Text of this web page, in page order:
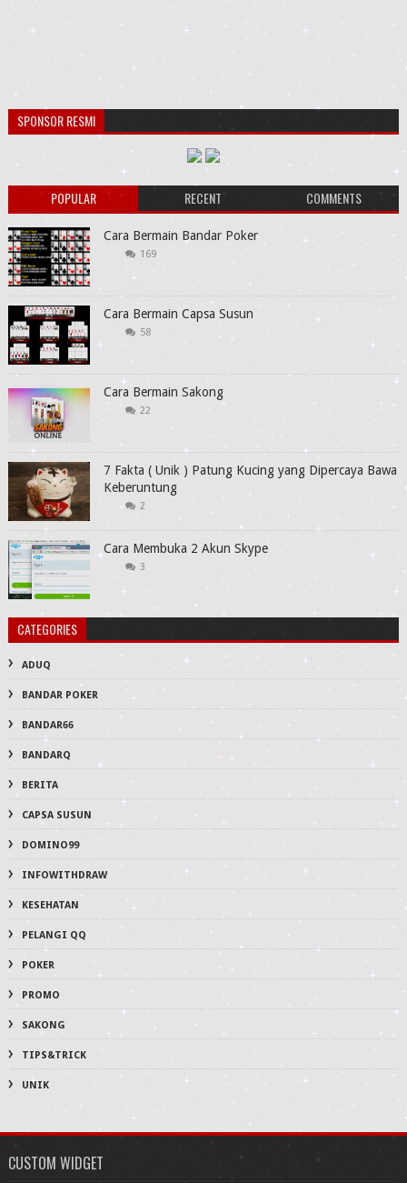
SPONSOR RESMI
POPULAR RECENT COMMENTS
Cara Bermain Bandar Poker
169
Cara Bermain Capsa Susun
58
Cara Bermain Sakong
22
7 Fakta ( Unik ) Patung Kucing yang Dipercaya Bawa
Keberuntung
2
Cara Membuka 2 Akun Skype
3
CATEGORIES
ADUQ
BANDAR POKER
BANDAR66
BANDARQ
BERITA
CAPSA SUSUN
DOMINO99
INFOWITHDRAW
KESEHATAN
PELANGI QQ
POKER
PROMO
SAKONG
TIPS&TRICK
UNIK
CUSTOM WIDGET